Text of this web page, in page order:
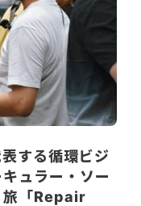
する循環ビジ
ュラー・ソー
旅「Repair